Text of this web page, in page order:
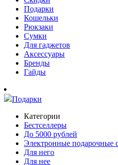
Подарки
Кошельки
Рюкзаки
Сумки
Для гаджетов
Аксессуары
Бренды
Гайды
Подарки
Категории
Бестселлеры
До 5000 рублей
Электронные подарочные
Для него
Для нее